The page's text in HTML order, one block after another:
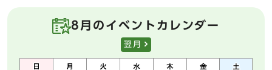
8月のイベントカレンダー
翌月